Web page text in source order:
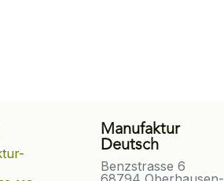
Manufaktur
Deutsch
Benzstrasse 6